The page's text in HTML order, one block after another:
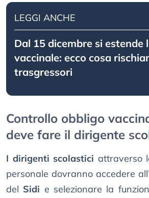
LEGGI ANCHE
Dal 15 dicembre si estende
vaccinale: ecco cosa
trasgressori
Controllo obbligo
deve fare il dirigente
I dirigenti scolastici attraverso
personale dovranno accedere
del Sidi e selezionare la